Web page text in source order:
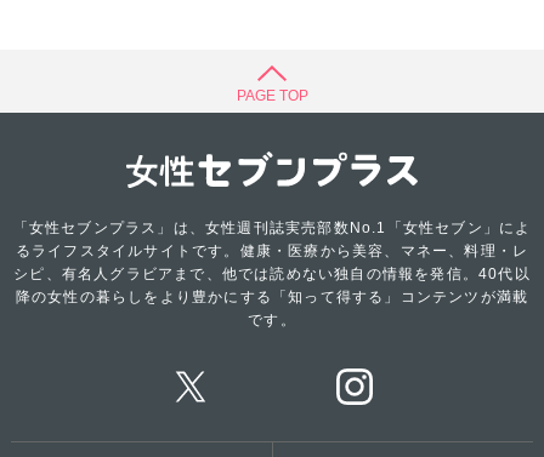
PAGE TOP
「女性セブンプラス」は、女性週刊誌実売部数No.1「女性セブン」によ
るライフスタイルサイトです。健康・医療から美容、マネー、料理・レ
シピ、有名人グラビアまで、他では読めない独自の情報を発信。40代以
降の女性の暮らしをより豊かにする「知って得する」コンテンツが満載
です。